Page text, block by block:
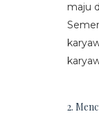
maju
2.